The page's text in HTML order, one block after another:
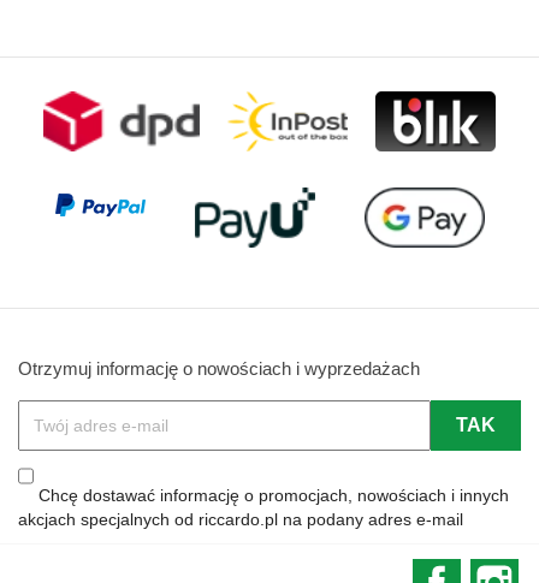
Otrzymuj informację o nowościach i wyprzedażach
Chcę dostawać informację o promocjach, nowościach i innych
akcjach specjalnych od riccardo.pl na podany adres e-mail